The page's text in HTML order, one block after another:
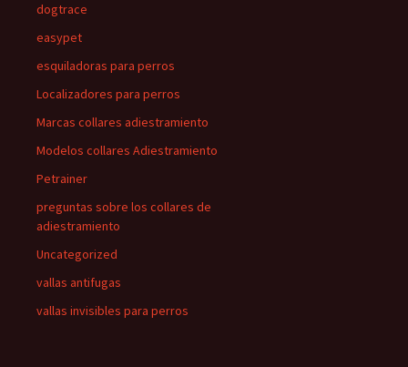
dogtrace
easypet
esquiladoras para perros
Localizadores para perros
Marcas collares adiestramiento
Modelos collares Adiestramiento
Petrainer
preguntas sobre los collares de
adiestramiento
Uncategorized
vallas antifugas
vallas invisibles para perros